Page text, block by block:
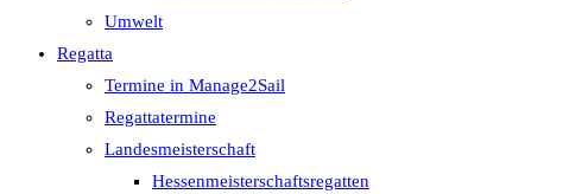
Umwelt
Regatta
Termine in Manage2Sail
Regattatermine
Landesmeisterschaft
Hessenmeisterschaftsregatten